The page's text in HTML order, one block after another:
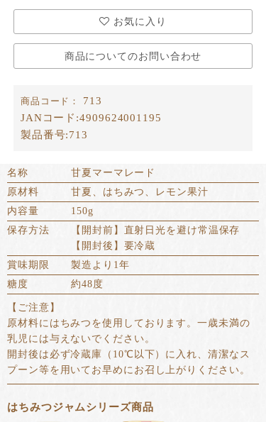
お気に入り
商品についてのお問い合わせ
商品コード：
713
JANコード:4909624001195
製品番号:713
名称
甘夏マーマレード
原材料
甘夏、はちみつ、レモン果汁
内容量
150g
保存方法
【開封前】直射日光を避け常温保存
【開封後】要冷蔵
賞味期限
製造より1年
糖度
約48度
【ご注意】
原材料にはちみつを使用しております。一歳未満の
乳児には与えないでください。
開封後は必ず冷蔵庫（10℃以下）に入れ、清潔なス
プーン等を用いてお早めにお召し上がりください。
はちみつジャムシリーズ商品